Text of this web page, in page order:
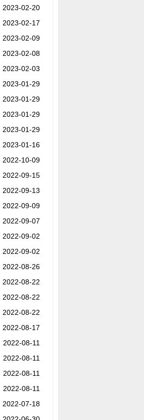
2023-02-20
2023-02-17
2023-02-09
2023-02-08
2023-02-03
2023-01-29
2023-01-29
2023-01-29
2023-01-29
2023-01-16
2022-10-09
2022-09-15
2022-09-13
2022-09-09
2022-09-07
2022-09-02
2022-09-02
2022-08-26
2022-08-22
2022-08-22
2022-08-22
2022-08-17
2022-08-11
2022-08-11
2022-08-11
2022-08-11
2022-07-18